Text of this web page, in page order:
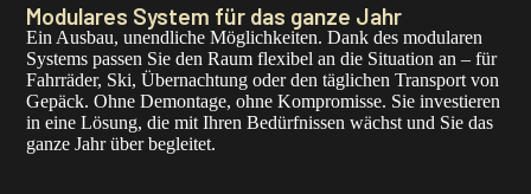
Modulares System für das ganze Jahr
Ein Ausbau, unendliche Möglichkeiten. Dank des modularen
Systems passen Sie den Raum flexibel an die Situation an – für
Fahrräder, Ski, Übernachtung oder den täglichen Transport von
Gepäck. Ohne Demontage, ohne Kompromisse. Sie investieren
in eine Lösung, die mit Ihren Bedürfnissen wächst und Sie das
ganze Jahr über begleitet.